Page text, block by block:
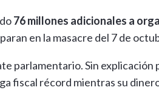
76 millones adicionales a
en la masacre del 7 de
parlamentario. Sin explicación
fiscal récord mientras su